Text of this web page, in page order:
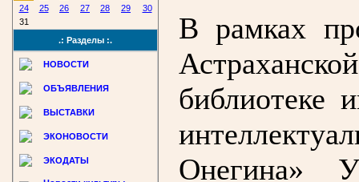
24
25 26 27 28 29
30
31
.: Разделы :.
НОВОСТИ
ОБЪЯВЛЕНИЯ
ВЫСТАВКИ
ЭКОНОВОСТИ
ЭКОДАТЫ
В рамках
библиотеке
Онегина»